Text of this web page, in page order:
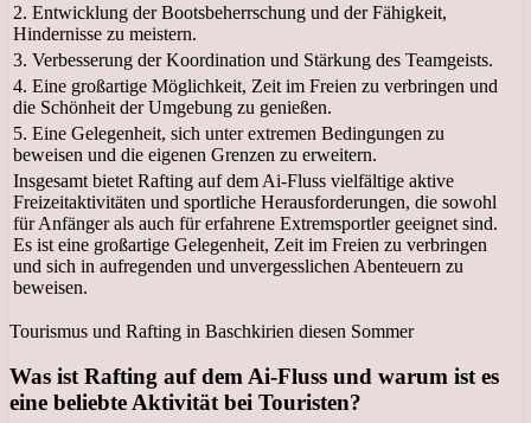
2. Entwicklung der Bootsbeherrschung und der Fähigkeit,
Hindernisse zu meistern.
3. Verbesserung der Koordination und Stärkung des Teamgeists.
4. Eine großartige Möglichkeit, Zeit im Freien zu verbringen und
die Schönheit der Umgebung zu genießen.
5. Eine Gelegenheit, sich unter extremen Bedingungen zu
beweisen und die eigenen Grenzen zu erweitern.
Insgesamt bietet Rafting auf dem Ai-Fluss vielfältige aktive
Freizeitaktivitäten und sportliche Herausforderungen, die sowohl
für Anfänger als auch für erfahrene Extremsportler geeignet sind.
Es ist eine großartige Gelegenheit, Zeit im Freien zu verbringen
und sich in aufregenden und unvergesslichen Abenteuern zu
beweisen.
Tourismus und Rafting in Baschkirien diesen Sommer
Was ist Rafting auf dem Ai-Fluss und warum ist es
eine beliebte Aktivität bei Touristen?